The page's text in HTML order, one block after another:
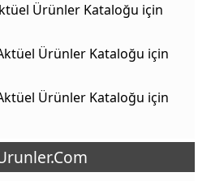
Ürünler Kataloğu için
Ürünler Kataloğu için
Ürünler Kataloğu için